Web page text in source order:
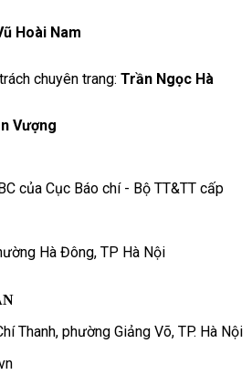
Hoài Nam
chuyên trang: Trần Ngọc Hà
Vượng
của Cục Báo chí - Bộ TT&TT cấp
Hà Đông, TP Hà Nội
Thanh, phường Giảng Võ, TP. Hà Nội